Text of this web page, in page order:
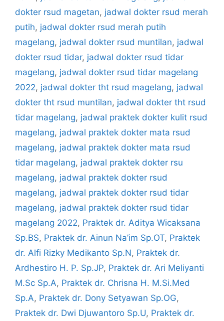
dokter rsud magetan, jadwal dokter rsud merah
putih, jadwal dokter rsud merah putih
magelang, jadwal dokter rsud muntilan, jadwal
dokter rsud tidar, jadwal dokter rsud tidar
magelang, jadwal dokter rsud tidar magelang
2022, jadwal dokter tht rsud magelang, jadwal
dokter tht rsud muntilan, jadwal dokter tht rsud
tidar magelang, jadwal praktek dokter kulit rsud
magelang, jadwal praktek dokter mata rsud
magelang, jadwal praktek dokter mata rsud
tidar magelang, jadwal praktek dokter rsu
magelang, jadwal praktek dokter rsud
magelang, jadwal praktek dokter rsud tidar
magelang, jadwal praktek dokter rsud tidar
magelang 2022, Praktek dr. Aditya Wicaksana
Sp.BS, Praktek dr. Ainun Na’im Sp.OT, Praktek
dr. Alfi Rizky Medikanto Sp.N, Praktek dr.
Ardhestiro H. P. Sp.JP, Praktek dr. Ari Meliyanti
M.Sc Sp.A, Praktek dr. Chrisna H. M.Si.Med
Sp.A, Praktek dr. Dony Setyawan Sp.OG,
Praktek dr. Dwi Djuwantoro Sp.U, Praktek dr.